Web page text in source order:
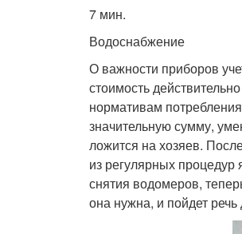
7 мин.
Водоснабжение
О важности приборов
стоимость
нормативам
значительную сумму,
ложится на хозяев.
из регулярных процедур
снятия водомеров,
она нужна, и пойдет речь